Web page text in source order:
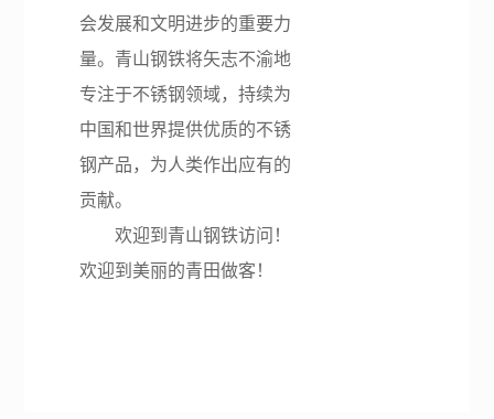
会发展和文明进步的重要力
量。青山钢铁将矢志不渝地
专注于不锈钢领域，持续为
中国和世界提供优质的不锈
钢产品，为人类作出应有的
贡献。
欢迎到青山钢铁访问！
欢迎到美丽的青田做客！